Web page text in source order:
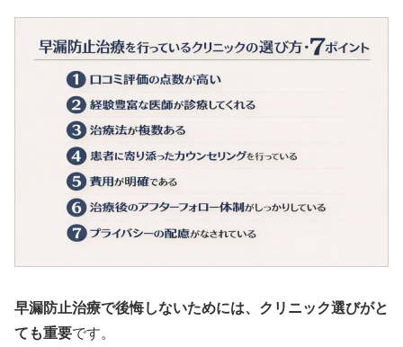
早漏防止治療で後悔しないためには、クリニック選びがと
ても重要です。